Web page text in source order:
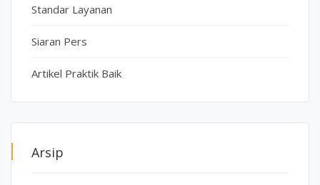
Standar Layanan
Siaran Pers
Artikel Praktik Baik
Arsip